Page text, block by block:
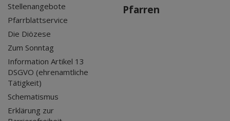
Stellenangebote
Pfarrblattservice
Die Diözese
Zum Sonntag
Information Artikel 13
DSGVO (ehrenamtliche
Tätigkeit)
Schematismus
Erklärung zur
Pfarren